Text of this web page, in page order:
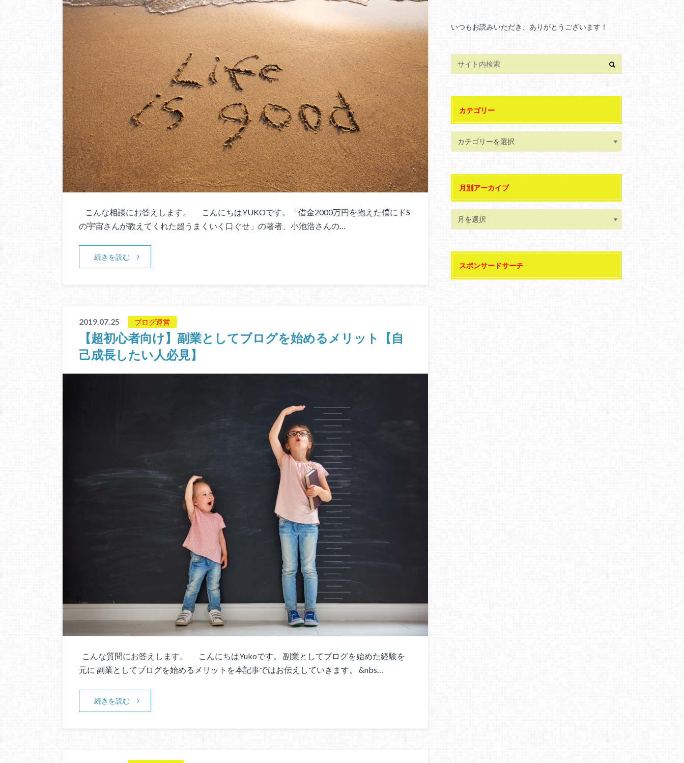
こんな相談にお答えします。 こんにちはYUKOです。「借金2000万円を抱えた僕にドS
の宇宙さんが教えてくれた超うまくいく口ぐせ」の著者、小池浩さんの…
続きを読む
2019.07.25 ブログ運営
【超初心者向け】副業としてブログを始めるメリット【自
己成長したい人必見】
こんな質問にお答えします。 こんにちはYukoです。 副業としてブログを始めた経験を
元に 副業としてブログを始めるメリットを本記事ではお伝えしていきます。 &nbs…
続きを読む
いつもお読みいただき、ありがとうございます！
カテゴリー
月別アーカイブ
スポンサードサーチ